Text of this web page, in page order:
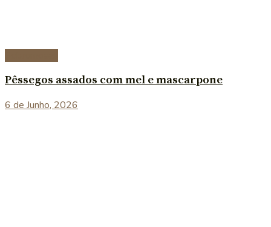
Pêssegos assados com mel e mascarpone
6 de Junho, 2026